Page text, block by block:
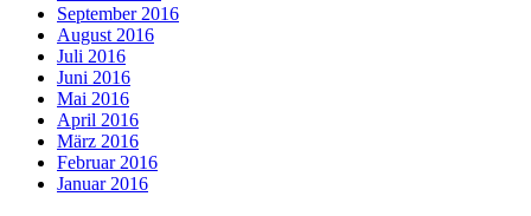
September 2016
August 2016
Juli 2016
Juni 2016
Mai 2016
April 2016
März 2016
Februar 2016
Januar 2016